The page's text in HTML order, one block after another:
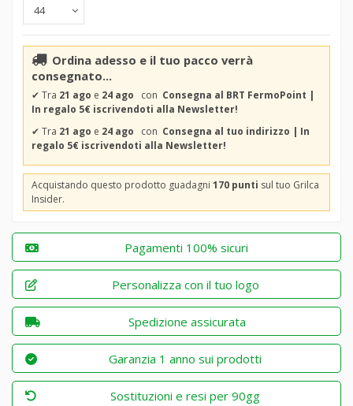
Ordina adesso e il tuo pacco verrà
consegnato...
✔ Tra 21 ago e 24 ago con Consegna al BRT FermoPoint |
In regalo 5€ iscrivendoti alla Newsletter!
✔ Tra 21 ago e 24 ago con Consegna al tuo indirizzo | In
regalo 5€ iscrivendoti alla Newsletter!
Acquistando questo prodotto guadagni 170 punti sul tuo Grilca
Insider.
Pagamenti 100% sicuri
Personalizza con il tuo logo
Spedizione assicurata
Garanzia 1 anno sui prodotti
Sostituzioni e resi per 90gg